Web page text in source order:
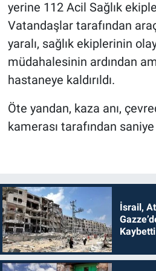
yerine 112 Acil Sağlık
Vatandaşlar tarafından
yaralı, sağlık ekiplerinin
müdahalesinin ardından
hastaneye kaldırıldı.
Öte yandan, kaza anı,
kamerası tarafından
İsrail,
Kaybetti